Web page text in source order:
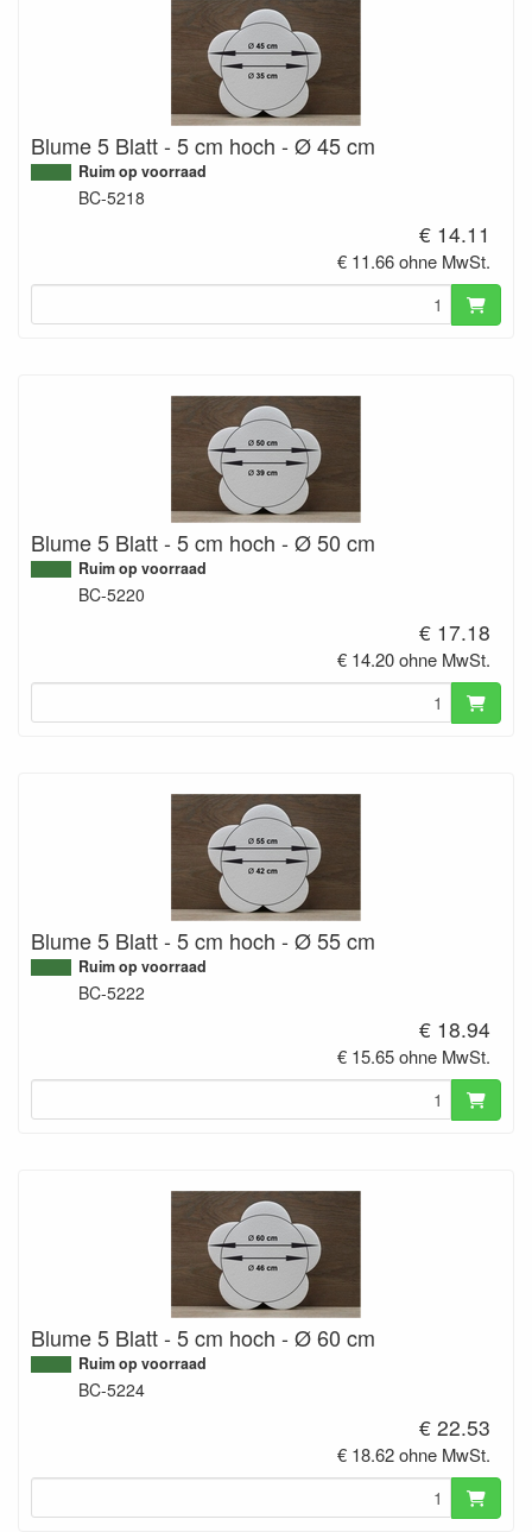
Blume 5 Blatt - 5 cm hoch - Ø 45 cm
Ruim op voorraad
BC-5218
€ 14.11
€ 11.66 ohne MwSt.
Blume 5 Blatt - 5 cm hoch - Ø 50 cm
Ruim op voorraad
BC-5220
€ 17.18
€ 14.20 ohne MwSt.
Blume 5 Blatt - 5 cm hoch - Ø 55 cm
Ruim op voorraad
BC-5222
€ 18.94
€ 15.65 ohne MwSt.
Blume 5 Blatt - 5 cm hoch - Ø 60 cm
Ruim op voorraad
BC-5224
€ 22.53
€ 18.62 ohne MwSt.